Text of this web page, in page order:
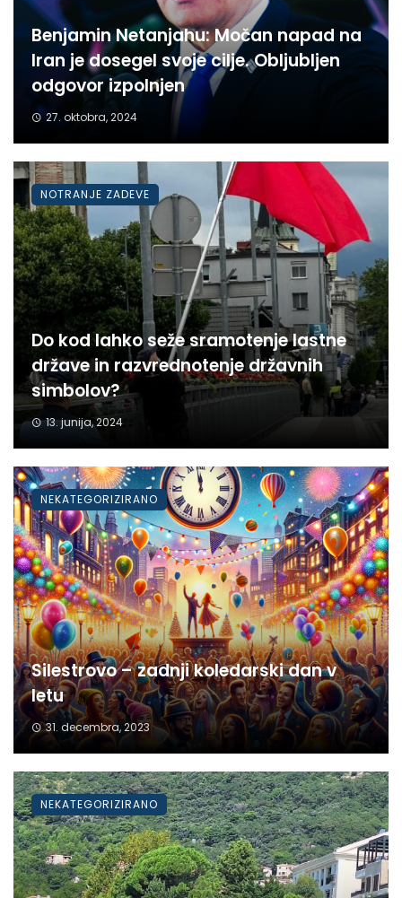
Benjamin Netanjahu: Močan napad na
Iran je dosegel svoje cilje. Obljubljen
odgovor izpolnjen
27. oktobra, 2024
Do kod lahko seže sramotenje lastne
države in razvrednotenje državnih
simbolov?
13. junija, 2024
NOTRANJE ZADEVE
Silestrovo – zadnji koledarski dan v
letu
31. decembra, 2023
NEKATEGORIZIRANO
NEKATEGORIZIRANO